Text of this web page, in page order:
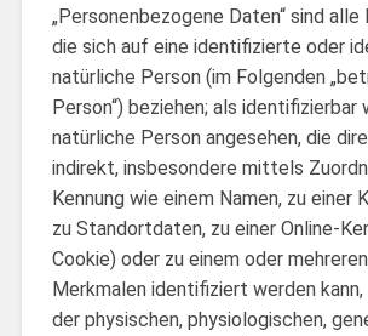
„Personenbezogene Daten“ sind
die sich auf eine identifizierte oder
natürliche Person (im Folgenden
Person“) beziehen; als identifizierbar
natürliche Person angesehen, die
indirekt, insbesondere mittels
Kennung wie einem Namen, zu einer
zu Standortdaten, zu einer Online-
Cookie) oder zu einem oder
Merkmalen identifiziert werden kann,
der physischen, physiologischen,